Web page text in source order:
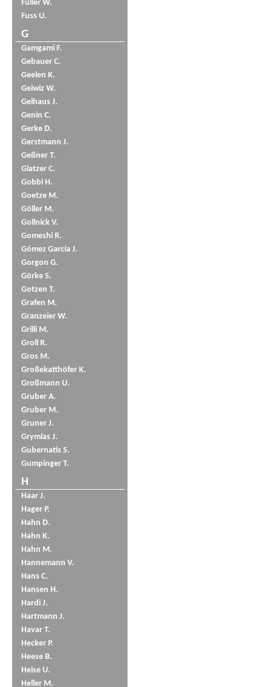
Füller W.
Fuss U.
G
Gamgami F.
Gebauer C.
Geelen K.
Geiwiz W.
Gelhaus J.
Genin C.
Gerke D.
Gerstmann J.
Geßner T.
Glatzer C.
Gobbi H.
Goetze M.
Göller M.
Gollnick V.
Gomeshi R.
Gómez García J.
Gorgon G.
Görke S.
Gotzen T.
Grafen M.
Granzeier W.
Grilli M.
Groll R.
Gros M.
Großekatthöfer K.
Großmann U.
Gruber A.
Gruber M.
Gruner J.
Grymlas J.
Gubernatis S.
Gumpinger T.
H
Haar J.
Hager P.
Hahn D.
Hahn K.
Hahn M.
Hannemann V.
Hans C.
Hansen H.
Hardi J.
Hartmann J.
Havar T.
Hecker P.
Heese B.
Heise U.
Heller M.